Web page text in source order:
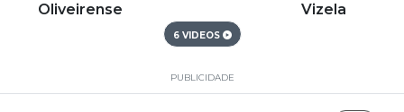
Oliveirense Vizela
6 VIDEOS
PUBLICIDADE